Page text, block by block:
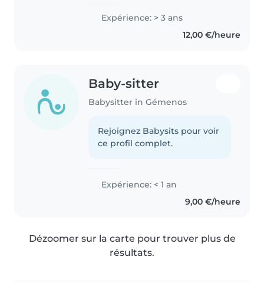
Expérience: > 3 ans
12,00 €/heure
Baby-sitter
Babysitter in Gémenos
Rejoignez Babysits pour voir
ce profil complet.
Expérience: < 1 an
9,00 €/heure
Dézoomer sur la carte pour trouver plus de
résultats.